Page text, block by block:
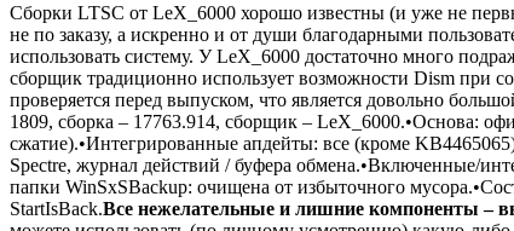
Сборки LTSC от LeX_6000 хорошо известны (и уже не
не по заказу, а искренно и от души благодарными
использовать систему. У LeX_6000 достаточно много
сборщик традиционно использует возможности Dism при
проверяется перед выпуском, что является довольно
1809, сборка – 17763.914, сборщик – LeX_6000.•Основа:
сжатие).•Интегрированные апдейты: все (кроме
Spectre, журнал действий / буфера обмена.•Включенные/
папки WinSxSBackup: очищена от избыточного
StartIsBack.Все нежелательные и лишние компоненты –